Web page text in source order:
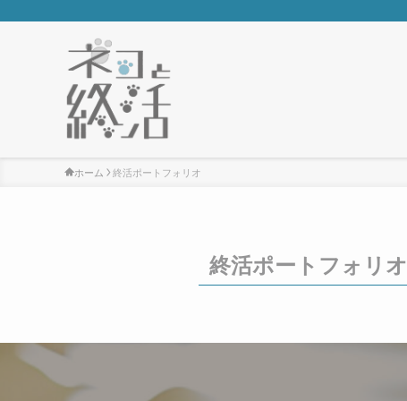
ホーム 終活ポートフォリオ
終活ポートフォリオ